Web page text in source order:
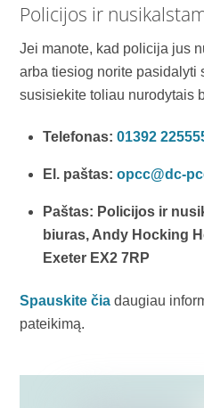
Policijos ir
Jei manote, kad policija jus
arba tiesiog norite pasidalyti
susisiekitetoliau nurodytais
Telefonas: 01392
El. paštas: opcc@dc-
Paštas: Policijos ir
biuras, Andy Hocking
Exeter EX2 7RP
Spauskite čia daugiau
pateikimą.